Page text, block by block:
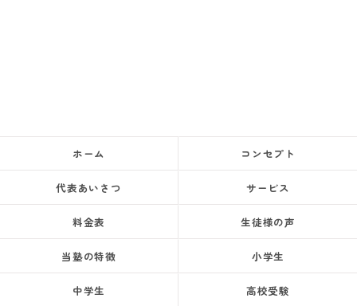
ホーム コンセプト
代表あいさつ サービス
料金表 生徒様の声
当塾の特徴 小学生
中学生 高校受験